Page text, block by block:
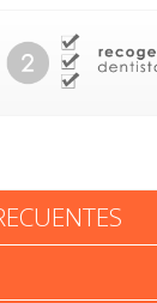
DMD